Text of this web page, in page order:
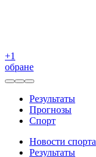
+1
обране
Результаты
Прогнозы
Спорт
Новости спорта
Результаты